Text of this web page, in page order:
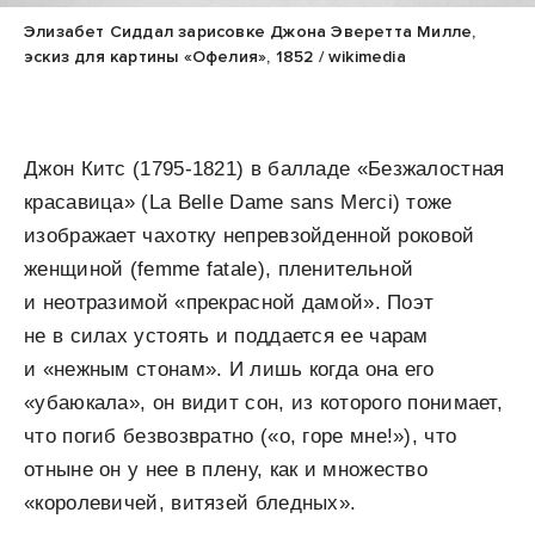
Элизабет Сиддал зарисовке Джона Эверетта Милле,
эскиз для картины «Офелия», 1852 / wikimedia
Джон Китс (1795-1821) в балладе «Безжалостная
красавица» (La Belle Dame sans Merci) тоже
изображает чахотку непревзойденной роковой
женщиной (femme fatale), пленительной
и неотразимой «прекрасной дамой». Поэт
не в силах устоять и поддается ее чарам
и «нежным стонам». И лишь когда она его
«убаюкала», он видит сон, из которого понимает,
что погиб безвозвратно («о, горе мне!»), что
отныне он у нее в плену, как и множество
«королевичей, витязей бледных».